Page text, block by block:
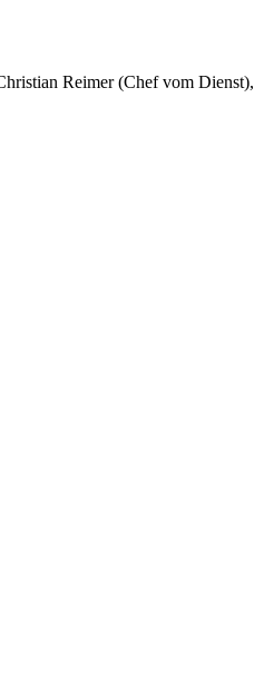
Reimer (Chef vom Dienst),